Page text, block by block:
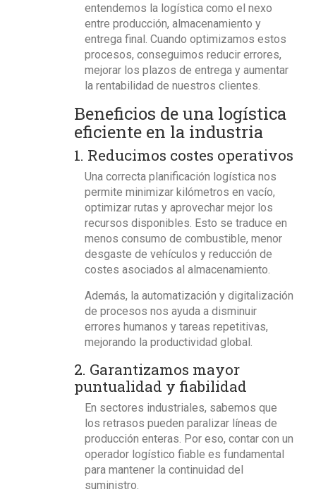
entendemos la logística como el nexo
entre producción, almacenamiento y
entrega final. Cuando optimizamos estos
procesos, conseguimos reducir errores,
mejorar los plazos de entrega y aumentar
la rentabilidad de nuestros clientes.
Beneficios de una logística
eficiente en la industria
1. Reducimos costes operativos
Una correcta planificación logística nos
permite minimizar kilómetros en vacío,
optimizar rutas y aprovechar mejor los
recursos disponibles. Esto se traduce en
menos consumo de combustible, menor
desgaste de vehículos y reducción de
costes asociados al almacenamiento.
Además, la automatización y digitalización
de procesos nos ayuda a disminuir
errores humanos y tareas repetitivas,
mejorando la productividad global.
2. Garantizamos mayor
puntualidad y fiabilidad
En sectores industriales, sabemos que
los retrasos pueden paralizar líneas de
producción enteras. Por eso, contar con un
operador logístico fiable es fundamental
para mantener la continuidad del
suministro.